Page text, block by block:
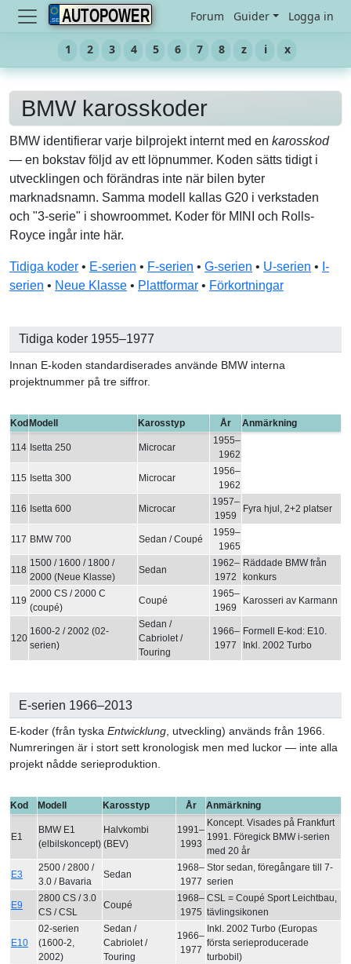
AUTOPOWER Forum Guider Logga in
1 2 3 4 5 6 7 8 z i x
BMW karosskoder
BMW identifierar varje bilprojekt internt med en karosskod
— en bokstav följd av ett löpnummer. Koden sätts tidigt i
utvecklingen och förändras inte när bilen byter
marknadsnamn. Samma modell kallas G20 i verkstaden
och "3-serie" i showroommet. Koder för MINI och Rolls-
Royce ingår inte här.
Tidiga koder • E-serien • F-serien • G-serien • U-serien • I-
serien • Neue Klasse • Plattformar • Förkortningar
Tidiga koder 1955–1977
Innan E-koden standardiserades använde BMW interna
projektnummer på tre siffror.
Kod Modell Karosstyp År Anmärkning
114 Isetta 250 Microcar
1955–
1962
115 Isetta 300 Microcar
1956–
1962
116 Isetta 600 Microcar
1957–
1959
Fyra hjul, 2+2 platser
117 BMW 700 Sedan / Coupé
1959–
1965
118
1500 / 1600 / 1800 /
2000 (Neue Klasse)
Sedan
1962–
1972
Räddade BMW från
konkurs
119
2000 CS / 2000 C
(coupé)
Coupé
1965–
1969
Karosseri av Karmann
120
1600-2 / 2002 (02-
serien)
Sedan /
Cabriolet /
Touring
1966–
1977
Formell E-kod: E10.
Inkl. 2002 Turbo
E-serien 1966–2013
E-koder (från tyska Entwicklung, utveckling) används från 1966.
Numreringen är i stort sett kronologisk men med luckor — inte alla
projekt nådde serieproduktion.
Kod Modell Karosstyp År Anmärkning
E1
BMW E1
(elbilskoncept)
Halvkombi
(BEV)
1991–
1993
Koncept. Visades på Frankfurt
1991. Föregick BMW i-serien
med 20 år
E3
2500 / 2800 /
3.0 / Bavaria
Sedan
1968–
1977
Stor sedan, föregångare till 7-
serien
E9
2800 CS / 3.0
CS / CSL
Coupé
1968–
1975
CSL = Coupé Sport Leichtbau,
tävlingsikonen
E10
02-serien
(1600-2,
2002)
Sedan /
Cabriolet /
Touring
1966–
1977
Inkl. 2002 Turbo (Europas
första serieproducerade
turbobil)